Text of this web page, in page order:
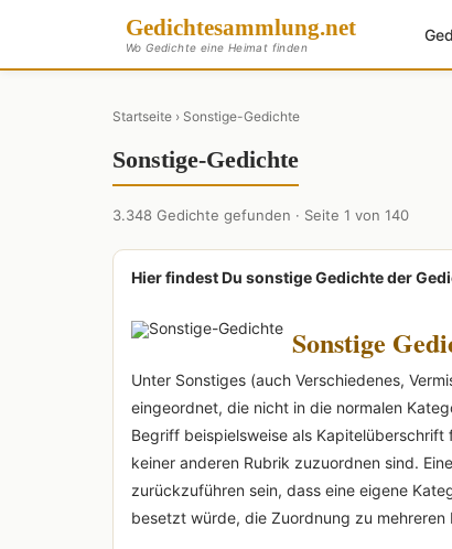
Gedichtesammlung.net
Wo Gedichte eine Heimat finden
Startseite › Sonstige-Gedichte
Sonstige-Gedichte
3.348 Gedichte gefunden · Seite 1 von 140
Hier findest Du sonstige Gedichte der
Sonstige
Unter Sonstiges (auch Verschiedenes,
eingeordnet, die nicht in die normalen
Begriff beispielsweise als
keiner anderen Rubrik zuzuordnen sind.
zurückzuführen sein, dass eine eigene
besetzt würde, die Zuordnung zu